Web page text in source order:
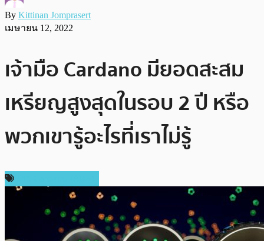
By Kittinan Jomprasert
เมษายน 12, 2022
เจ้ามือ Cardano มียอดสะสม
เหรียญสูงสุดในรอบ 2 ปี หรือ
พวกเขารู้อะไรที่เราไม่รู้